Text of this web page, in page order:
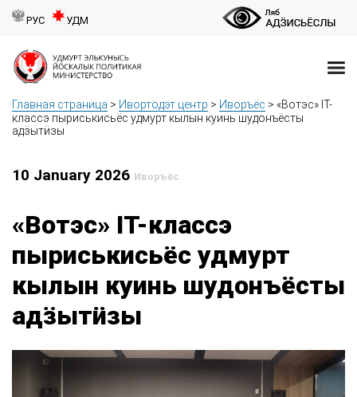
РУС УДМ
Главная страница > Ивортодэт центр > Иворъёс > «Вотэс» IT-
классэ пыриськисьёс удмурт кылын куинь шудонъёсты
адӟытӥзы
10 January 2026 Иворъёс
«Вотэс» IT-классэ
пыриськисьёс удмурт
кылын куинь шудонъёсты
адӟытӥзы